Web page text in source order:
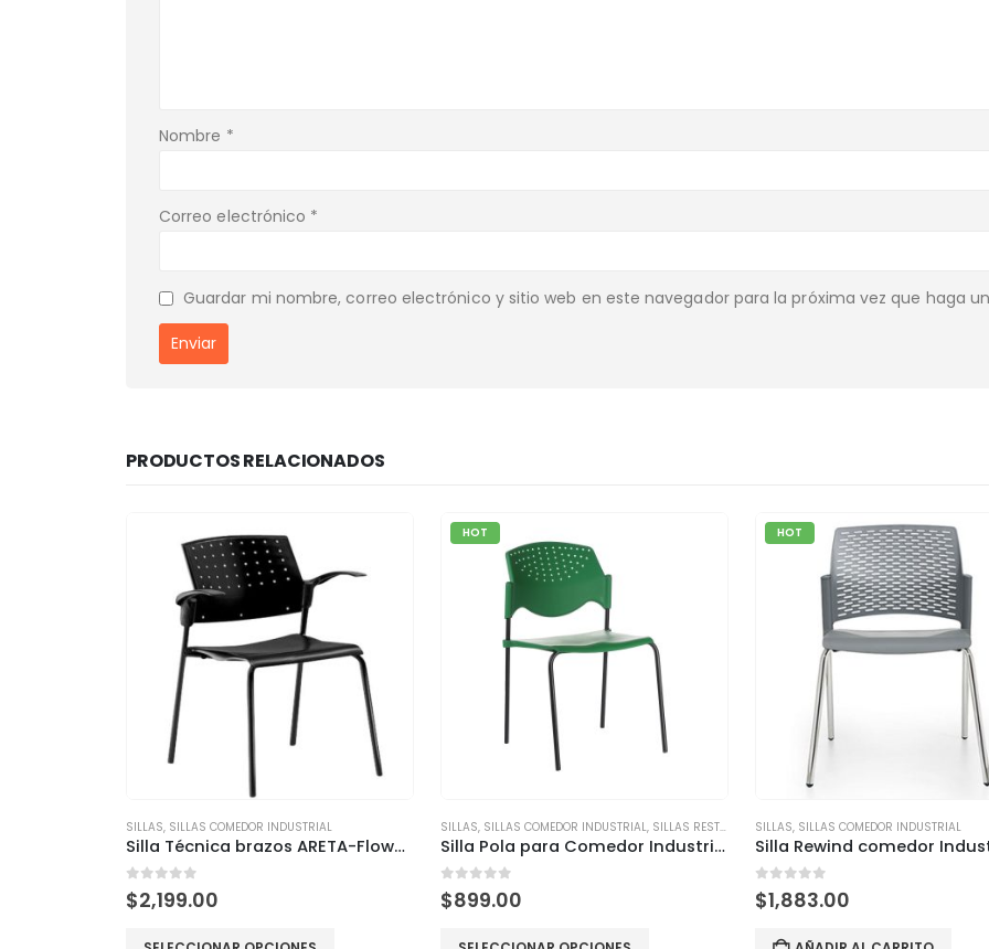
Nombre *
Correo electrónico *
Guardar mi nombre, correo electrónico y sitio web en este navegador para la próxima vez que haga
PRODUCTOS RELACIONADOS
SILLAS, SILLAS COMEDOR INDUSTRIAL
Silla Técnica brazos ARETA-Flow™ Gen II
0 out of 5
$2,199.00
HOT
SILLAS, SILLAS COMEDOR INDUSTRIAL, SILLAS RESTAURANTES Y CAFETERÍAS
Silla Pola para Comedor Industrial y Cafetería | Soporte 110kg | Fabricación Nacional
0 out of 5
$899.00
HOT
SILLAS, SILLAS COMEDOR INDUSTRIAL
0 out of 5
$1,883.00